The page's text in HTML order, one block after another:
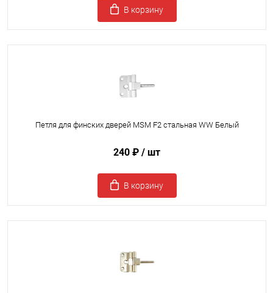
В корзину
Петля для финских дверей MSM F2 стальная WW Белый
240 ₽ / шт
В корзину